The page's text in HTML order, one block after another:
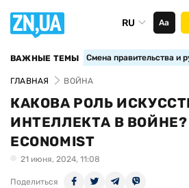
RU Аа
ВАЖНЫЕ ТЕМЫ Смена правительства и
ГЛАВНАЯ ВОЙНА
КАКОВА РОЛЬ
ИНТЕЛЛЕКТА В ВОЙНЕ?
ECONOMIST
21 июня, 2024, 11:08
Поделиться